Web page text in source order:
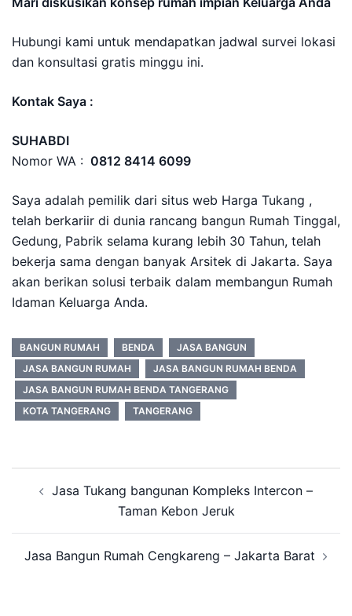
Hubungi kami untuk mendapatkan jadwal survei lokasi
dan konsultasi gratis minggu ini.
Kontak Saya :
SUHABDI
Nomor WA : 0812 8414 6099
Saya adalah pemilik dari situs web Harga Tukang ,
telah berkariir di dunia rancang bangun Rumah Tinggal,
Gedung, Pabrik selama kurang lebih 30 Tahun, telah
bekerja sama dengan banyak Arsitek di Jakarta. Saya
akan berikan solusi terbaik dalam membangun Rumah
Idaman Keluarga Anda.
BANGUN RUMAH BENDA
JASA BANGUN
JASA BANGUN RUMAH
JASA BANGUN RUMAH BENDA
JASA BANGUN RUMAH BENDA TANGERANG
KOTA TANGERANG
TANGERANG
navigation
Jasa Tukang bangunan Kompleks Intercon –
Taman Kebon Jeruk
Jasa Bangun Rumah Cengkareng – Jakarta Barat